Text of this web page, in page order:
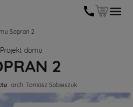
Sopran 2
Projekt domu
2
arch. Tomasz Sobieszuk